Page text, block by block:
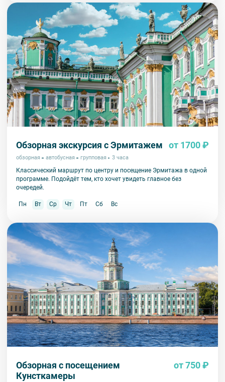
Обзорная экскурсия с Эрмитажем от 1700 ₽
обзорная автобусная групповая 3 часа
Классический маршрут по центру и посещение Эрмитажа в одной
программе. Подойдёт тем, кто хочет увидеть главное без
очередей.
Пн Вт Ср Чт Пт Сб Вс
Обзорная с посещением
Кунсткамеры
от 750 ₽